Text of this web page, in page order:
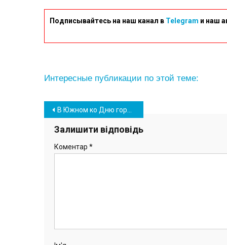
Подписывайтесь на наш канал в Telegram и наш
Интересные публикации по этой теме:
Навігація
записів
В Южном ко Дню города ДК “Дружба” объявляет конкурс
Залишити відповідь
Коментар *